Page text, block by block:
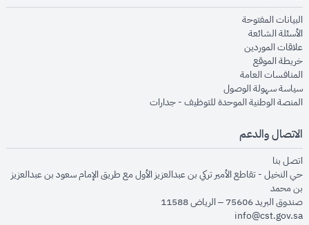
البيانات المفتوحةopens in new window
الأسئلة الشائعةopens in new window
علاقات الموردينopens in new window
خريطة الموقعopens in new window
المنافسات العامةopens in new window
سياسة سهولة الوصولopens in new window
المنصة الوطنية الموحدة للتوظيف - جداراتopens in new window
الاتصال والدعم
اتصل بنا
حي النخيل - تقاطع الأمير تركي بن عبدالعزيز الأول مع طريق الإمام سعود بن عبدالعزيز
بن محمد
صندوق البريد 75606 – الرياض 11588
info@cst.gov.sa